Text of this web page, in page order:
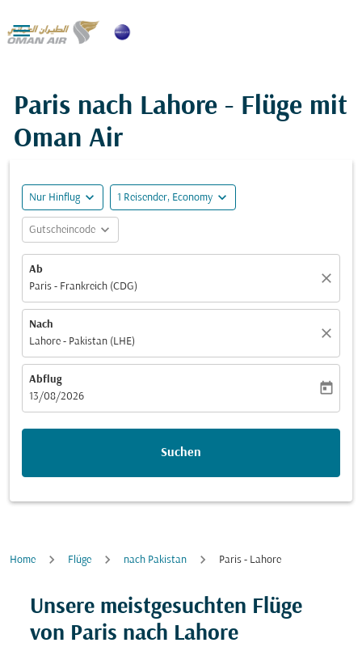

Paris nach Lahore - Flüge mit
Oman Air
Nur Hinflug expand_more 1 Reisender, Economy expand_more
Gutscheincode expand_more
Ab
Paris - Frankreich (CDG)
close
Nach
Lahore - Pakistan (LHE)
close
Abflug
fc-booking-departure-date-aria-label
13/08/2026
today
Suchen
Home Flüge nach Pakistan Paris - Lahore
Unsere meistgesuchten Flüge
von Paris nach Lahore
Versuchen Sie, Ihre Route (Ursprung und/oder Ziel)